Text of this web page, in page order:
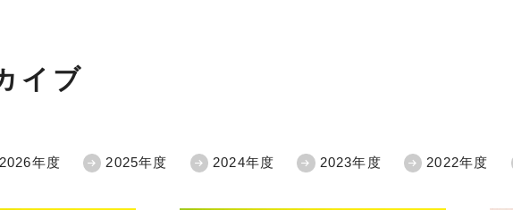
イブ
2026年度 2025年度 2024年度 2023年度 2022年度